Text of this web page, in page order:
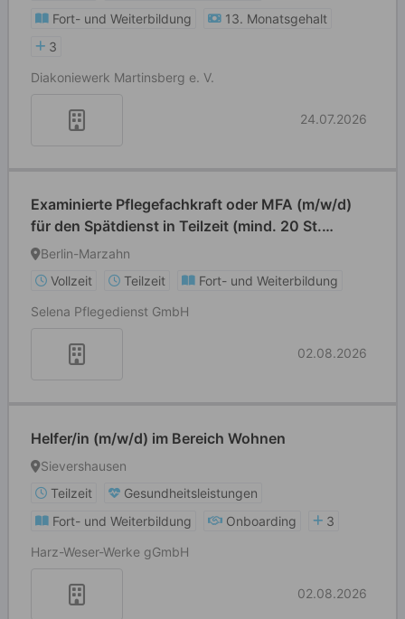
Fort- und Weiterbildung
13. Monatsgehalt
3
Diakoniewerk Martinsberg e. V.
24.07.2026
Examinierte Pflegefachkraft oder MFA (m/w/d)
für den Spätdienst in Teilzeit (mind. 20 St.
/Woche)
Berlin-Marzahn
Vollzeit
Teilzeit
Fort- und Weiterbildung
Selena Pflegedienst GmbH
02.08.2026
Helfer/in (m/w/d) im Bereich Wohnen
Sievershausen
Teilzeit
Gesundheitsleistungen
Fort- und Weiterbildung
Onboarding
3
Harz-Weser-Werke gGmbH
02.08.2026